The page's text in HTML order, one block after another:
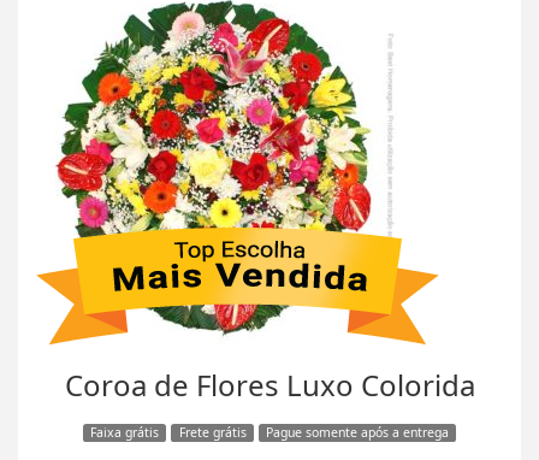
Coroa de Flores Luxo Colorida
Faixa grátis Frete grátis Pague somente após a entrega